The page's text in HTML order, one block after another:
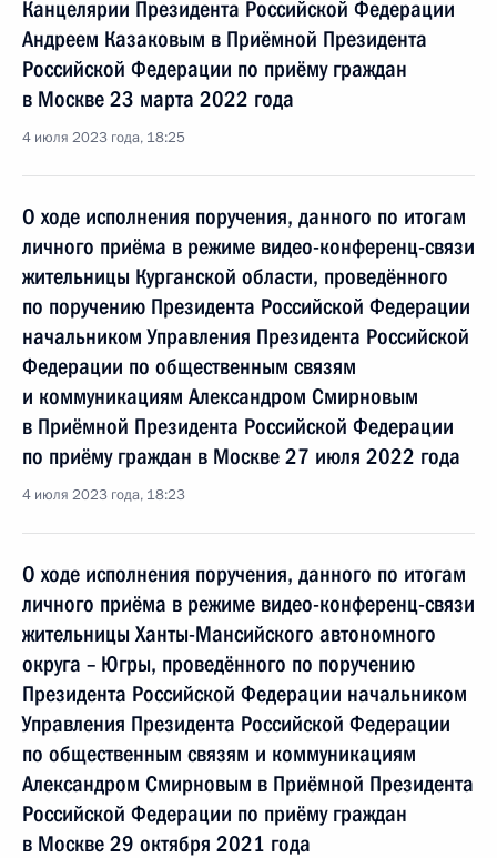
Канцелярии Президента Российской Федерации
Андреем Казаковым в Приёмной Президента
Российской Федерации по приёму граждан
в Москве 23 марта 2022 года
4 июля 2023 года, 18:25
О ходе исполнения поручения, данного по итогам
личного приёма в режиме видео-конференц-связи
жительницы Курганской области, проведённого
по поручению Президента Российской Федерации
начальником Управления Президента Российской
Федерации по общественным связям
и коммуникациям Александром Смирновым
в Приёмной Президента Российской Федерации
по приёму граждан в Москве 27 июля 2022 года
4 июля 2023 года, 18:23
О ходе исполнения поручения, данного по итогам
личного приёма в режиме видео-конференц-связи
жительницы Ханты-Мансийского автономного
округа – Югры, проведённого по поручению
Президента Российской Федерации начальником
Управления Президента Российской Федерации
по общественным связям и коммуникациям
Александром Смирновым в Приёмной Президента
Российской Федерации по приёму граждан
в Москве 29 октября 2021 года